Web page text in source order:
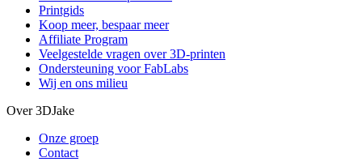
Printgids
Koop meer, bespaar meer
Affiliate Program
Veelgestelde vragen over 3D-printen
Ondersteuning voor FabLabs
Wij en ons milieu
Over 3DJake
Onze groep
Contact